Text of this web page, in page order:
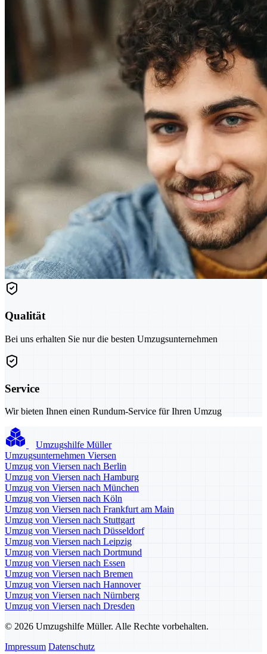
Qualität
Bei uns erhalten Sie nur die besten Umzugsunternehmen
Service
Wir bieten Ihnen einen Rundum-Service für Ihren Umzug
Umzugshilfe Müller
Umzugsunternehmen Viersen
Umzug von Viersen nach Berlin
Umzug von Viersen nach Hamburg
Umzug von Viersen nach München
Umzug von Viersen nach Köln
Umzug von Viersen nach Frankfurt am Main
Umzug von Viersen nach Stuttgart
Umzug von Viersen nach Düsseldorf
Umzug von Viersen nach Leipzig
Umzug von Viersen nach Dortmund
Umzug von Viersen nach Essen
Umzug von Viersen nach Bremen
Umzug von Viersen nach Hannover
Umzug von Viersen nach Nürnberg
Umzug von Viersen nach Dresden
© 2026 Umzugshilfe Müller. Alle Rechte vorbehalten.
Impressum Datenschutz